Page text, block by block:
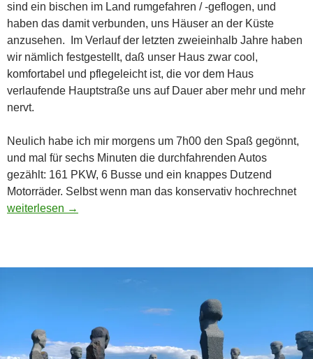
sind ein bischen im Land rumgefahren / -geflogen, und
haben das damit verbunden, uns Häuser an der Küste
anzusehen. Im Verlauf der letzten zweieinhalb Jahre haben
wir nämlich festgestellt, daß unser Haus zwar cool,
komfortabel und pflegeleicht ist, die vor dem Haus
verlaufende Hauptstraße uns auf Dauer aber mehr und mehr
nervt.
Neulich habe ich mir morgens um 7h00 den Spaß gegönnt,
und mal für sechs Minuten die durchfahrenden Autos
gezählt: 161 PKW, 6 Busse und ein knappes Dutzend
Motorräder. Selbst wenn man das konservativ hochrechnet
Wohnen, wo andere Urlaub machen …
weiterlesen →